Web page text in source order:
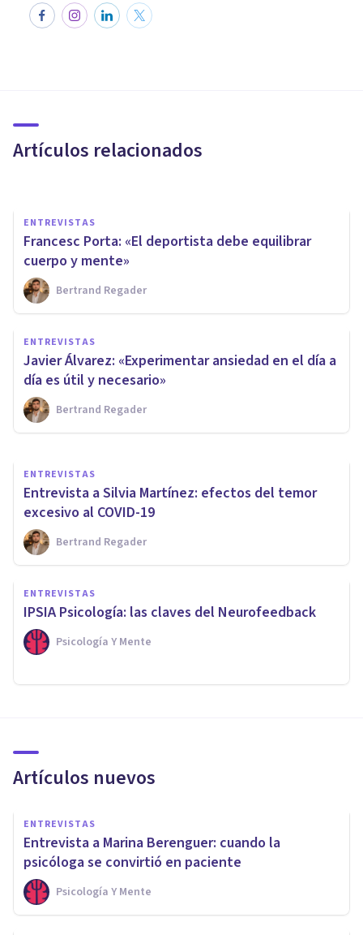
Artículos relacionados
Ballesta
ENTREVISTAS
Francesc Porta: «El deportista debe equilibrar
cuerpo y mente»
Bertrand Regader
ENTREVISTAS
Javier Álvarez: «Experimentar ansiedad en el día a
día es útil y necesario»
Bertrand Regader
ENTREVISTAS
Alejandro Ochoa: «El
deportista, además de serlo,
también es un ser humano»
Bertrand Regader
ENTREVISTAS
Entrevista a Silvia Martínez: efectos del temor
excesivo al COVID-19
Bertrand Regader
ENTREVISTAS
IPSIA Psicología: las claves del Neurofeedback
Psicología Y Mente
Artículos nuevos
ENTREVISTAS
Entrevista a Marina Berenguer: cuando la
psicóloga se convirtió en paciente
Psicología Y Mente